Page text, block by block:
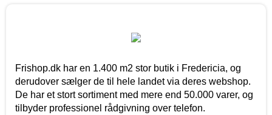
Frishop.dk har en 1.400 m2 stor butik i Fredericia, og
derudover sælger de til hele landet via deres webshop.
De har et stort sortiment med mere end 50.000 varer, og
tilbyder professionel rådgivning over telefon.